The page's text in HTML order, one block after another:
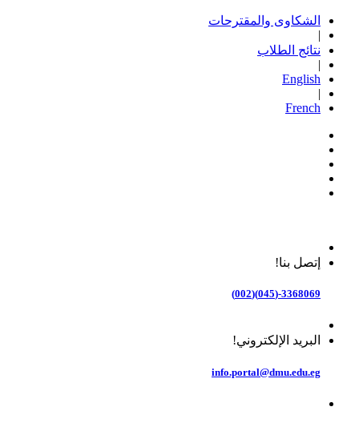
الشكاوى والمقترحات
|
نتائج الطلاب
|
English
|
French
إتصل بنا!
3368069-(045)(002)
البريد الإلكتروني!
info.portal@dmu.edu.eg